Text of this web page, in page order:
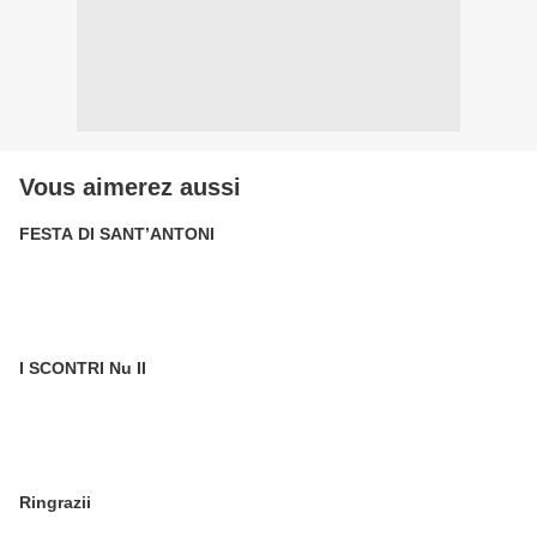
Vous aimerez aussi
FESTA DI SANT’ANTONI
I SCONTRI Nu II
Ringrazii